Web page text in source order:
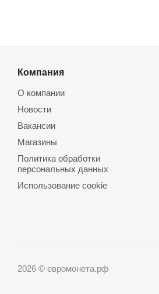
Компания
О компании
Новости
Вакансии
Магазины
Политика обработки
персональных данных
Использование cookie
2026 © евромонета.рф